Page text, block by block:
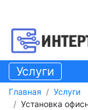
Услуги
Главная
Услуги
Установка